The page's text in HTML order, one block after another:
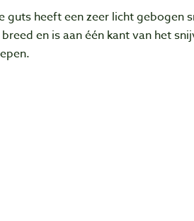
guts heeft een zeer licht gebogen
en is aan één kant van het